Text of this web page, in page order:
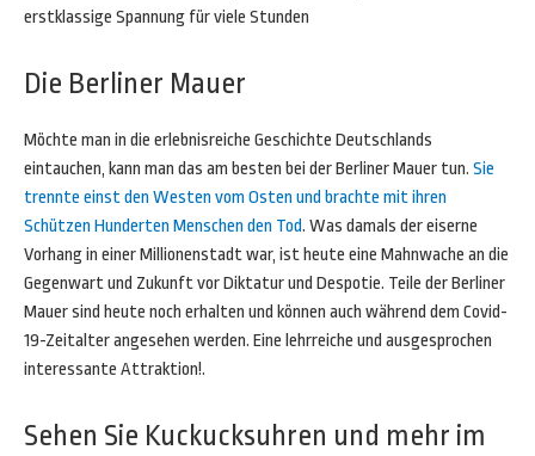
erstklassige Spannung für viele Stunden
Die Berliner Mauer
Möchte man in die erlebnisreiche Geschichte Deutschlands
eintauchen, kann man das am besten bei der Berliner Mauer tun. Sie
trennte einst den Westen vom Osten und brachte mit ihren
Schützen Hunderten Menschen den Tod. Was damals der eiserne
Vorhang in einer Millionenstadt war, ist heute eine Mahnwache an die
Gegenwart und Zukunft vor Diktatur und Despotie. Teile der Berliner
Mauer sind heute noch erhalten und können auch während dem Covid-
19-Zeitalter angesehen werden. Eine lehrreiche und ausgesprochen
interessante Attraktion!.
Sehen Sie Kuckucksuhren und mehr im